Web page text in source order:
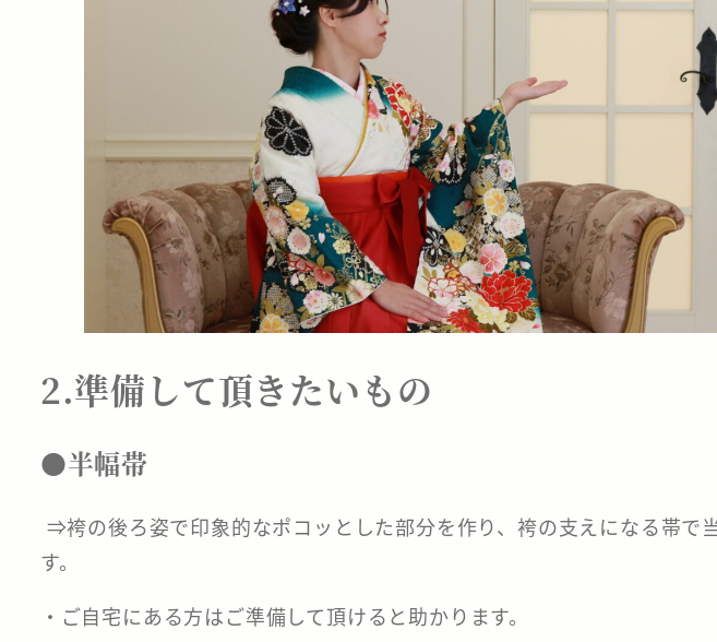
2.準備して頂きたいもの
●半幅帯
⇒袴の後ろ姿で印象的なポコッとした部分を作り、袴の支えになる帯で
す。
・ご自宅にある方はご準備して頂けると助かります。